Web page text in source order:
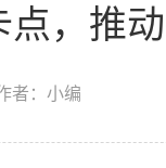
点，推
者：小编